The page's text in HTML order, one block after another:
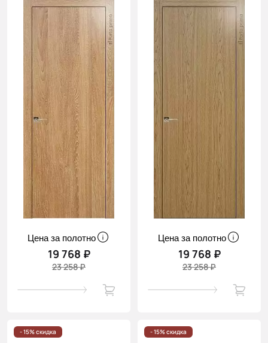
Цена за полотно
19 768 ₽
23 258 ₽
Цена за полотно
19 768 ₽
23 258 ₽
- 15% скидка - 15% скидка